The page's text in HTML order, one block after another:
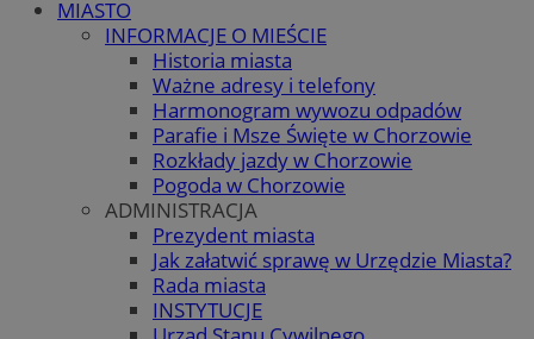
MIASTO
INFORMACJE O MIEŚCIE
Historia miasta
Ważne adresy i telefony
Harmonogram wywozu odpadów
Parafie i Msze Święte w Chorzowie
Rozkłady jazdy w Chorzowie
Pogoda w Chorzowie
ADMINISTRACJA
Prezydent miasta
Jak załatwić sprawę w Urzędzie Miasta?
Rada miasta
INSTYTUCJE